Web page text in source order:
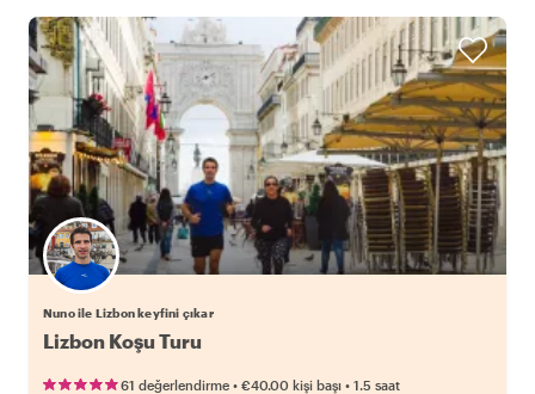
Nuno ile Lizbon keyfini çıkar
Lizbon Koşu Turu
61 değerlendirme • €40.00 kişi başı • 1.5 saat